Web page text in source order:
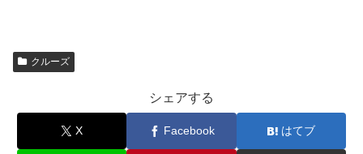
クルーズ
シェアする
X Facebook はてブ